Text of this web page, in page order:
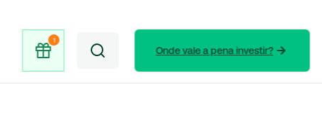
Onde vale a pena investir?